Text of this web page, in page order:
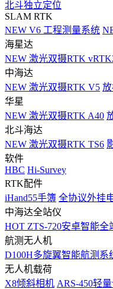
北斗独立定位
SLAM RTK
NEW V6 工程测量系统
海星达
NEW 激光双摄RTK
中海达
NEW 激光双摄RTK V5
华星
NEW 激光双摄RTK A40
北斗海达
NEW 激光双摄RTK TS6
软件
HBC Hi-Survey
RTK配件
iHand55手簿 全协议外挂
中海达全站仪
HOT ZTS-720安卓智能全
航测无人机
D100H多旋翼智能航测系
无人机载荷
X8倾斜相机 ARS-450轻